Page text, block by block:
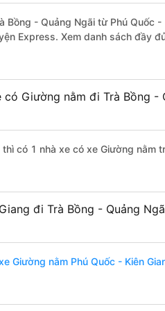
Bồng - Quảng Ngãi từ Phú Quốc
Express. Xem danh sách đầy
có Giường nằm đi Trà Bồng -
có 1 nhà xe có xe Giường nằm
đi Trà Bồng - Quảng
Giường nằm Phú Quốc - Kiên